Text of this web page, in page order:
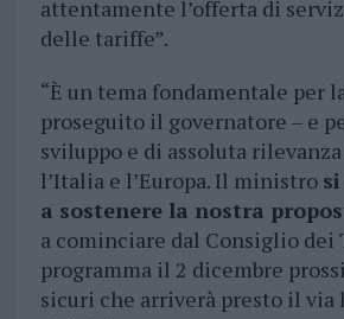
attentamente l’offerta di
delle tariffe”.
“È un tema fondamentale per
proseguito il governatore – e
sviluppo e di assoluta
l’Italia e l’Europa. Il ministro
a sostenere la nostra
a cominciare dal Consiglio dei
programma il 2 dicembre
sicuri che arriverà presto il via